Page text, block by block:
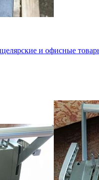
и офисные